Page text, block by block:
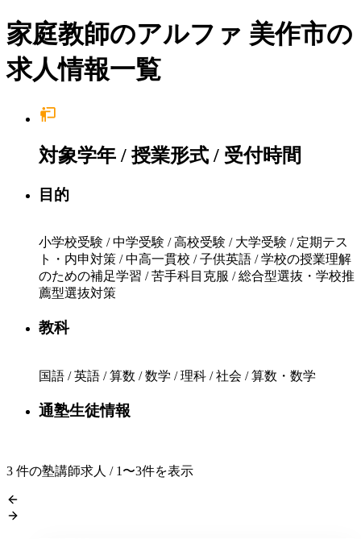
家庭教師のアルファ 美作市の
求人情報一覧
対象学年 / 授業形式 / 受付時間
目的
小学校受験 / 中学受験 / 高校受験 / 大学受験 / 定期テス
ト・内申対策 / 中高一貫校 / 子供英語 / 学校の授業理解
のための補足学習 / 苦手科目克服 / 総合型選抜・学校推
薦型選抜対策
教科
国語 / 英語 / 算数 / 数学 / 理科 / 社会 / 算数・数学
通塾生徒情報
3 件の塾講師求人 / 1〜3件を表示